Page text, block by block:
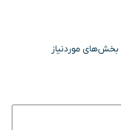
بخش‌های موردنیاز